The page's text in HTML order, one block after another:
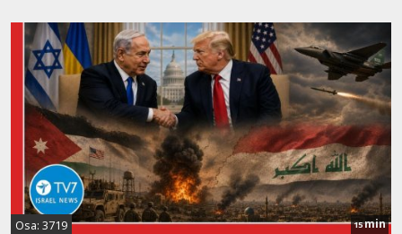
Osa: 3719 15min